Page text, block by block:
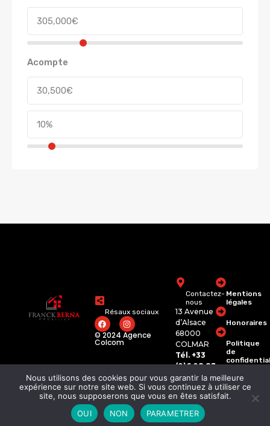
Acompte
Mentions
légales
Honoraires
Politique
de
Contactez-
nous
13 Avenue
d’Alsace
68000
COLMAR
Tél. +33
(0)6 08 83
74 62
Résaux sociaux
© 2024 Agence
Colcom
©2026 Tous les droits Reservés.
Franck Berna
Nous utilisons des cookies pour vous garantir la meilleure
expérience sur notre site web. Si vous continuez à utiliser ce
site, nous supposerons que vous en êtes satisfait.
OUI
NON PARAMETRER